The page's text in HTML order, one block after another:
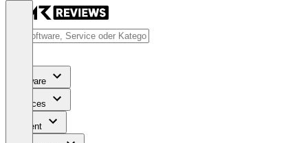
Software
Services
Content